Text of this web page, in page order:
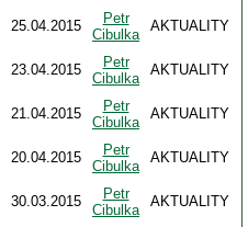
25.04.2015
Petr
Cibulka
AKTUALITY
23.04.2015
Petr
Cibulka
AKTUALITY
21.04.2015
Petr
Cibulka
AKTUALITY
20.04.2015
Petr
Cibulka
AKTUALITY
30.03.2015
Petr
Cibulka
AKTUALITY